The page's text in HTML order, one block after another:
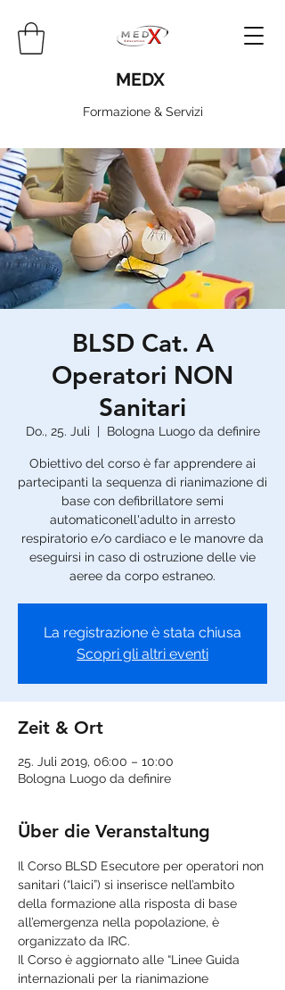
MEDX
Formazione & Servizi
BLSD Cat. A
Operatori NON
Sanitari
Do., 25. Juli
  |
Bologna Luogo da definire
Obiettivo del corso è far apprendere ai
partecipanti la sequenza di rianimazione di
base con defibrillatore semi
automaticonell'adulto in arresto
respiratorio e/o cardiaco e le manovre da
eseguirsi in caso di ostruzione delle vie
aeree da corpo estraneo.
La registrazione è stata chiusa
Scopri gli altri eventi
Zeit & Ort
25. Juli 2019, 06:00 – 10:00
Bologna Luogo da definire
Über die Veranstaltung
Il Corso BLSD Esecutore per operatori non
sanitari (“laici”) si inserisce nell’ambito
della formazione alla risposta di base
all’emergenza nella popolazione, è
Il Corso è aggiornato alle “Linee Guida
internazionali per la rianimazione